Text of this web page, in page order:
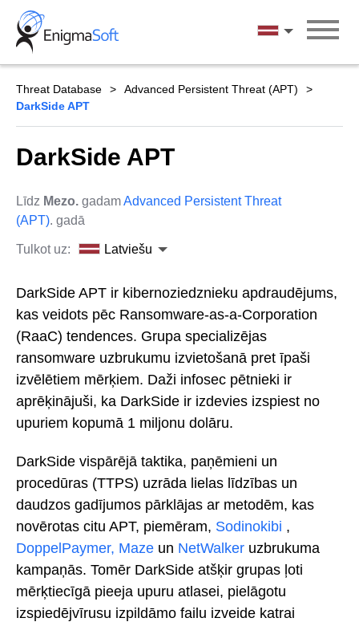
Skip
content
Latviešu
Threat Database
Advanced Persistent Threat (APT)
DarkSide APT
DarkSide APT
Līdz Mezo. gadamAdvanced Persistent Threat
(APT). gadā
Tulkot uz: Latviešu
DarkSide APT ir kibernoziedznieku apdraudējums,
kas veidots pēc Ransomware-as-a-Corporation
(RaaC) tendences. Grupa specializējas
ransomware uzbrukumu izvietošanā pret īpaši
izvēlētiem mērķiem. Daži infosec pētnieki ir
aprēķinājuši, ka DarkSide ir izdevies izspiest no
upuriem kopumā 1 miljonu dolāru.
DarkSide vispārējā taktika, paņēmieni un
procedūras (TTPS) uzrāda lielas līdzības un
daudzos gadījumos pārklājas ar metodēm, kas
novērotas citu APT, piemēram, Sodinokibi ,
DoppelPaymer, Maze un NetWalker uzbrukuma
kampaņās. Tomēr DarkSide atšķir grupas ļoti
mērķtiecīgā pieeja upuru atlasei, pielāgotu
izspiedējvīrusu izpildāmo failu izveide katrai